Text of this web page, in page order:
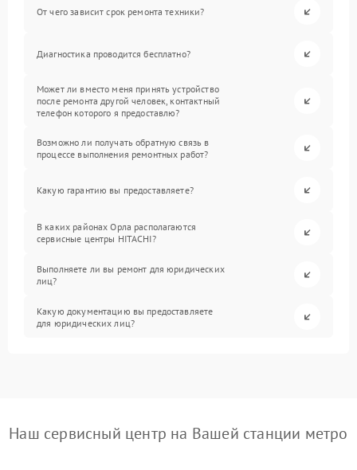
От чего зависит срок ремонта техники?
Диагностика проводится бесплатно?
Может ли вместо меня принять устройство
после ремонта другой человек, контактный
телефон которого я предоставлю?
Возможно ли получать обратную связь в
процессе выполнения ремонтных работ?
Какую гарантию вы предоставляете?
В каких районах Орла располагаются
сервисные центры HITACHI?
Выполняете ли вы ремонт для юридических
лиц?
Какую документацию вы предоставляете
для юридических лиц?
Наш сервисный центр на Вашей станции метро